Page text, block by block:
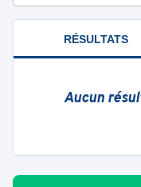
RÉSULTATS
Aucun